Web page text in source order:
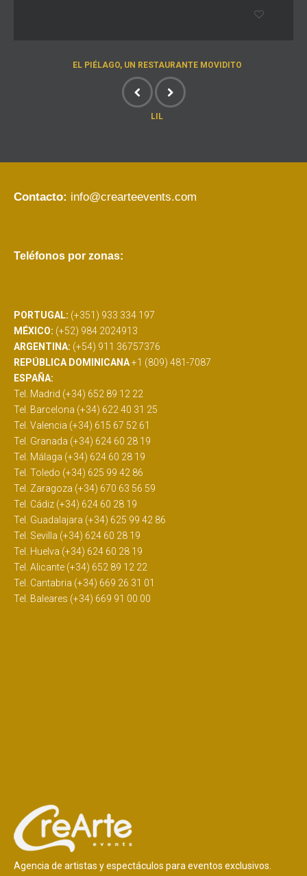
EL PIÉLAGO, UN RESTAURANTE MOVIDITO
LIL
Contacto: info@crearteevents.com
Teléfonos por zonas:
PORTUGAL: (+351) 933 334 197
MÉXICO: (+52) 984 2024913
ARGENTINA: (+54) 911 36757376
REPÚBLICA DOMINICANA+1 (809) 481-7087
ESPAÑA:
Tel. Madrid (+34) 652 89 12 22
Tel. Barcelona (+34) 622 40 31 25
Tel. Valencia (+34) 615 67 52 61
Tel. Granada (+34) 624 60 28 19
Tel. Málaga (+34) 624 60 28 19
Tel. Toledo (+34) 625 99 42 86
Tel. Zaragoza (+34) 670 63 56 59
Tel. Cádiz (+34) 624 60 28 19
Tel. Guadalajara (+34) 625 99 42 86
Tel. Sevilla (+34) 624 60 28 19
Tel. Huelva (+34) 624 60 28 19
Tel. Alicante (+34) 652 89 12 22
Tel. Cantabria (+34) 669 26 31 01
Tel. Baleares (+34) 669 91 00 00
Agencia de artistas y espectáculos para eventos exclusivos.